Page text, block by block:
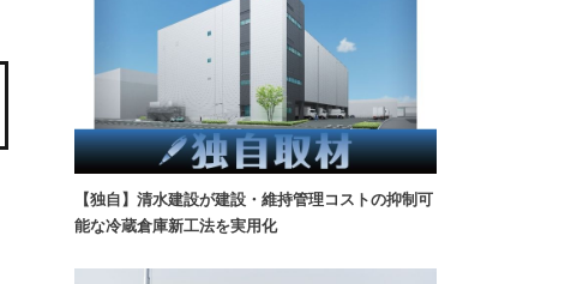
【独自】清水建設が建設・維持管理コストの抑制可
能な冷蔵倉庫新工法を実用化